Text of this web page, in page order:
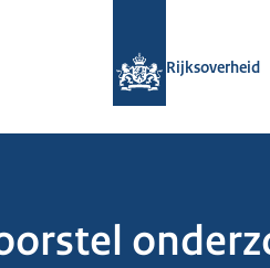
Rijksoverheid